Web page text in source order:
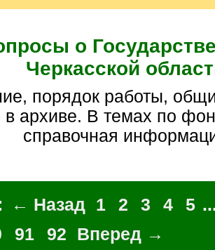
о
Черкасской
в архиве. В темах по
справочная
← Назад 1 2 3 4 5
91 92 Вперед →